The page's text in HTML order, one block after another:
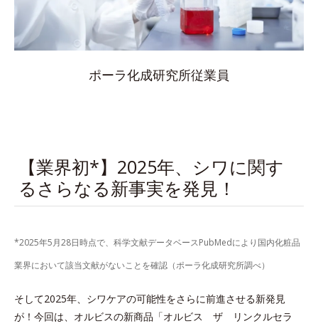
ポーラ化成研究所従業員
【業界初*】2025年、シワに関す
るさらなる新事実を発見！
*2025年5月28日時点で、科学文献データベースPubMedにより国内化粧品
業界において該当文献がないことを確認（ポーラ化成研究所調べ）
そして2025年、シワケアの可能性をさらに前進させる新発見
が！今回は、オルビスの新商品「オルビス ザ リンクルセラ